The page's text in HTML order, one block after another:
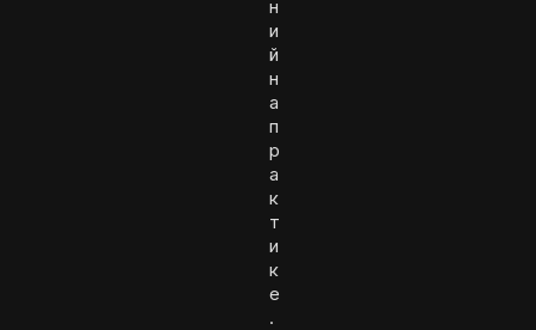
н
и
й
н
а
п
р
а
к
т
и
к
е
.